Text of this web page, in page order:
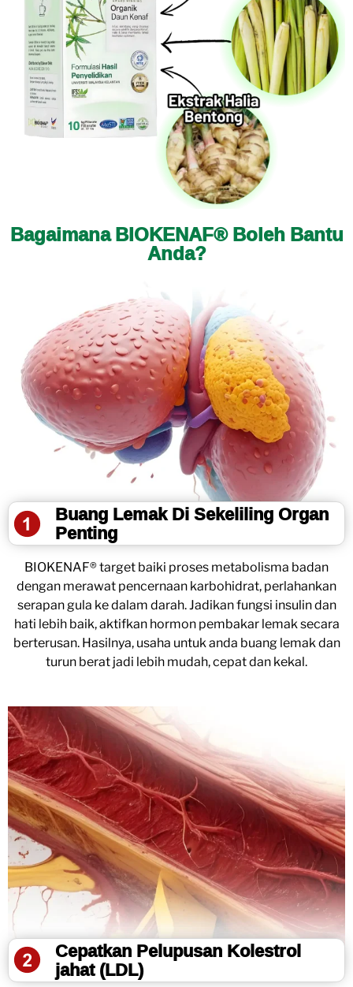
Bagaimana BIOKENAF® Boleh Bantu
Anda?
Buang Lemak Di Sekeliling Organ
Penting
BIOKENAF® target baiki proses metabolisma badan
dengan merawat pencernaan karbohidrat, perlahankan
serapan gula ke dalam darah. Jadikan fungsi insulin dan
hati lebih baik, aktifkan hormon pembakar lemak secara
berterusan. Hasilnya, usaha untuk anda buang lemak dan
turun berat jadi lebih mudah, cepat dan kekal.
Cepatkan Pelupusan Kolestrol
jahat (LDL)